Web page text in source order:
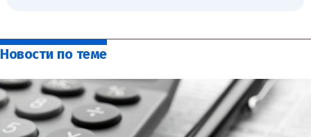
Новости по теме